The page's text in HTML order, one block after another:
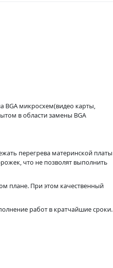
BGA микросхем(видео карты,
в области замены BGA
перегрева материнской платы
что не позволят выполнить
плане. При этом качественный
работ в кратчайшие сроки.